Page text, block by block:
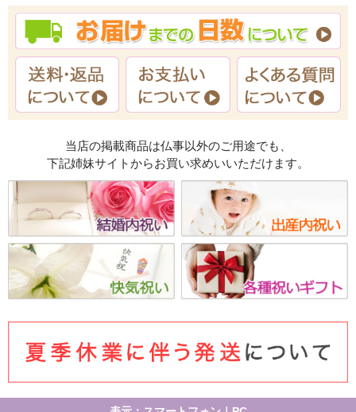
当店の掲載商品は仏事以外のご用途でも、
下記姉妹サイトからお買い求めいいただけます。